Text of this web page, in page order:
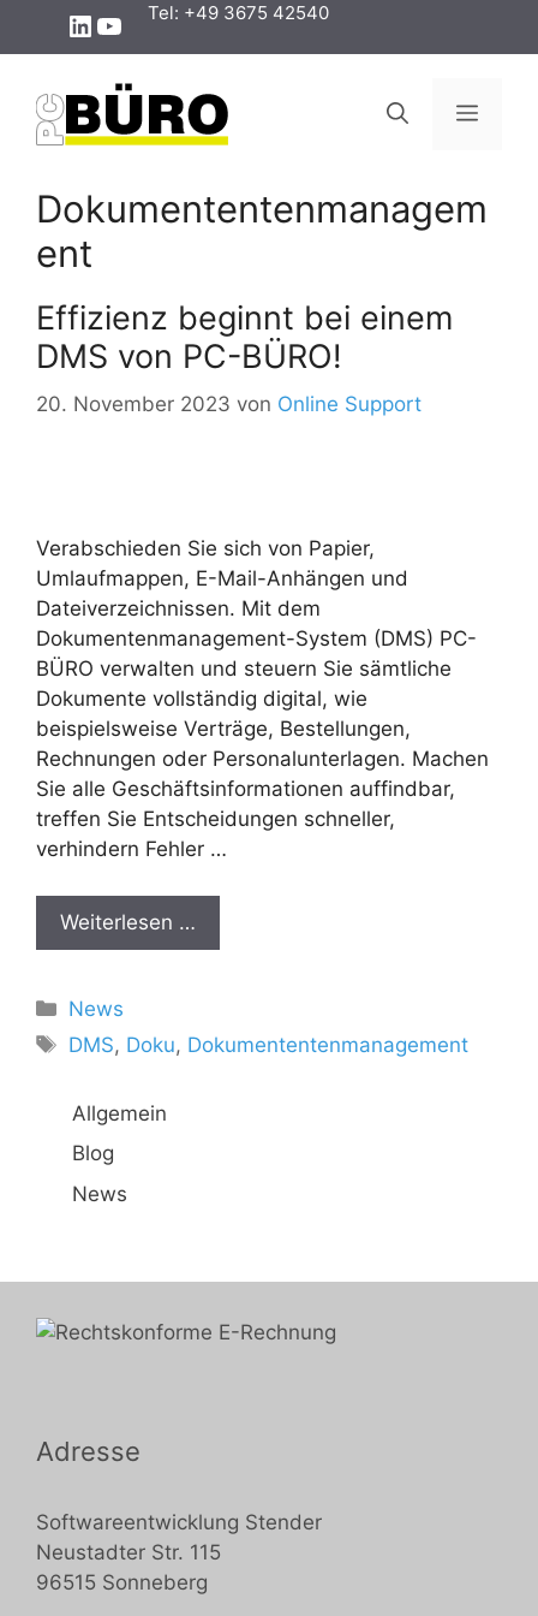
LinkedIn
YouTube
Tel: +49 3675 42540
Menü
Dokumententenmanagem
ent
Effizienz beginnt bei einem
DMS von PC-BÜRO!
20. November 2023 von Online Support
Verabschieden Sie sich von Papier,
Umlaufmappen, E-Mail-Anhängen und
Dateiverzeichnissen. Mit dem
Dokumentenmanagement-System (DMS) PC-
BÜRO verwalten und steuern Sie sämtliche
Dokumente vollständig digital, wie
beispielsweise Verträge, Bestellungen,
Rechnungen oder Personalunterlagen. Machen
Sie alle Geschäftsinformationen auffindbar,
treffen Sie Entscheidungen schneller,
verhindern Fehler …
Weiterlesen …
Kategorien
News
Schlagwörter
DMS, Doku, Dokumententenmanagement
Allgemein
Blog
News
Adresse
Softwareentwicklung Stender
Neustadter Str. 115
96515 Sonneberg